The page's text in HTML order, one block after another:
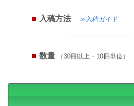
入稿方法 ≫入稿ガイド
数量 （30冊以上・10冊単位）